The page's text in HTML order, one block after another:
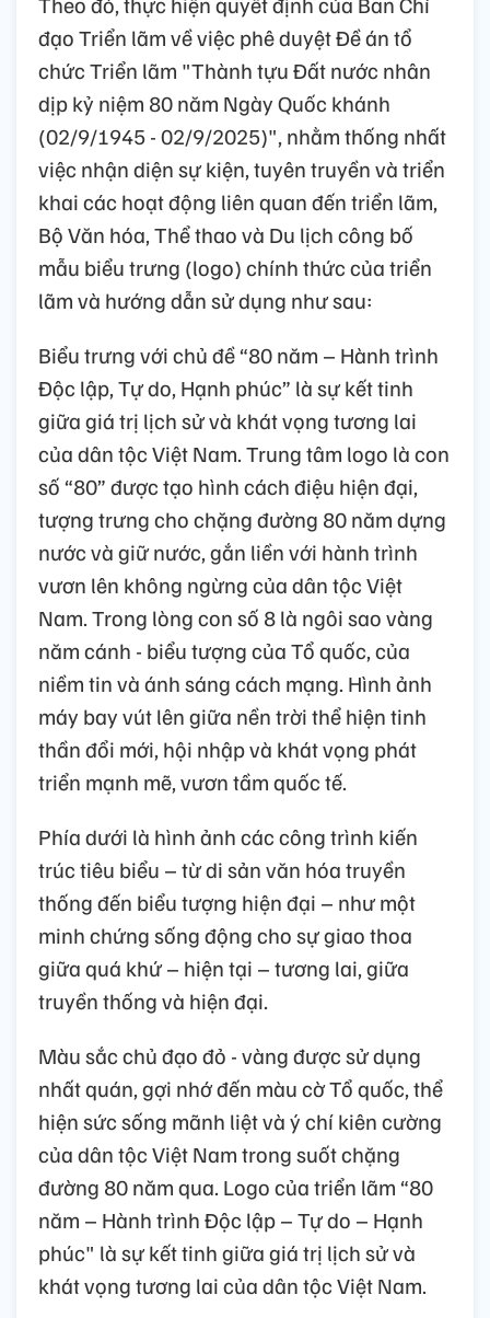
đạo Triển lãm về việc phê duyệt Đề án tổ
chức Triển lãm "Thành tựu Đất nước nhân
dịp kỷ niệm 80 năm Ngày Quốc khánh
(02/9/1945 - 02/9/2025)", nhằm thống nhất
việc nhận diện sự kiện, tuyên truyền và triển
khai các hoạt động liên quan đến triển lãm,
Bộ Văn hóa, Thể thao và Du lịch công bố
mẫu biểu trưng (logo) chính thức của triển
lãm và hướng dẫn sử dụng như sau:
Biểu trưng với chủ đề “80 năm – Hành trình
Độc lập, Tự do, Hạnh phúc” là sự kết tinh
giữa giá trị lịch sử và khát vọng tương lai
của dân tộc Việt Nam. Trung tâm logo là con
số “80” được tạo hình cách điệu hiện đại,
tượng trưng cho chặng đường 80 năm dựng
nước và giữ nước, gắn liền với hành trình
vươn lên không ngừng của dân tộc Việt
Nam. Trong lòng con số 8 là ngôi sao vàng
năm cánh - biểu tượng của Tổ quốc, của
niềm tin và ánh sáng cách mạng. Hình ảnh
máy bay vút lên giữa nền trời thể hiện tinh
thần đổi mới, hội nhập và khát vọng phát
triển mạnh mẽ, vươn tầm quốc tế.
Phía dưới là hình ảnh các công trình kiến
trúc tiêu biểu – từ di sản văn hóa truyền
thống đến biểu tượng hiện đại – như một
minh chứng sống động cho sự giao thoa
giữa quá khứ – hiện tại – tương lai, giữa
truyền thống và hiện đại.
Màu sắc chủ đạo đỏ - vàng được sử dụng
nhất quán, gợi nhớ đến màu cờ Tổ quốc, thể
hiện sức sống mãnh liệt và ý chí kiên cường
của dân tộc Việt Nam trong suốt chặng
đường 80 năm qua. Logo của triển lãm “80
năm – Hành trình Độc lập – Tự do – Hạnh
phúc" là sự kết tinh giữa giá trị lịch sử và
khát vọng tương lai của dân tộc Việt Nam.